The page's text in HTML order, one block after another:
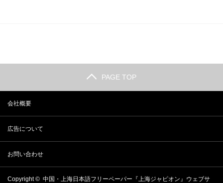
PAGE TOP
会社概要
広告について
お問い合わせ
Copyright © 中国・上海日本語フリーペーパー『上海ジャピオン』ウェブサ